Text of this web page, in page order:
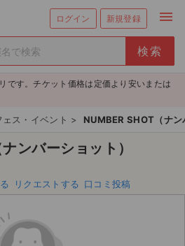
ログイン 新規登録 menu
です。チケット価格は定価より安いまたは
ス・イベント > NUMBER SHOT（ナン
ンバーショット）
リクエストする 口コミ投稿